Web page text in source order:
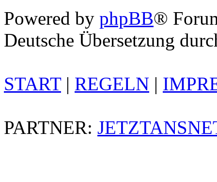
Powered by phpBB®
Deutsche Übersetzung
START| REGELN |
PARTNER: